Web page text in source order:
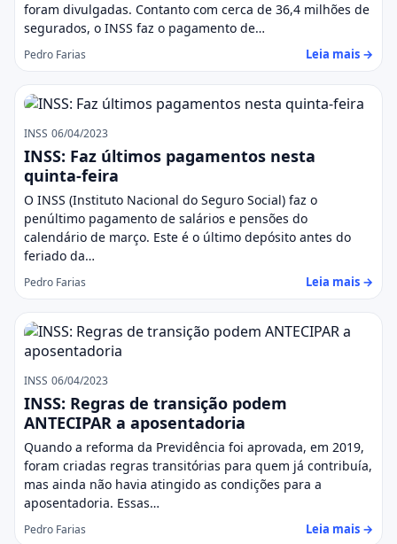
foram divulgadas. Contanto com cerca de 36,4 milhões de
segurados, o INSS faz o pagamento de…
Pedro Farias Leia mais →
INSS 06/04/2023
INSS: Faz últimos pagamentos nesta
quinta-feira
O INSS (Instituto Nacional do Seguro Social) faz o
penúltimo pagamento de salários e pensões do
calendário de março. Este é o último depósito antes do
feriado da…
Pedro Farias Leia mais →
INSS 06/04/2023
INSS: Regras de transição podem
ANTECIPAR a aposentadoria
Quando a reforma da Previdência foi aprovada, em 2019,
foram criadas regras transitórias para quem já contribuía,
mas ainda não havia atingido as condições para a
aposentadoria. Essas…
Pedro Farias Leia mais →